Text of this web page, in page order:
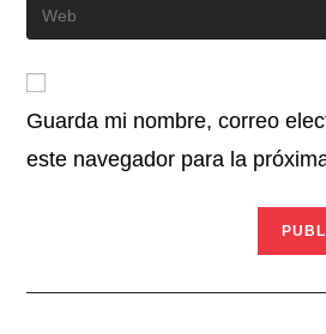
Guarda mi nombre, correo
este navegador para la